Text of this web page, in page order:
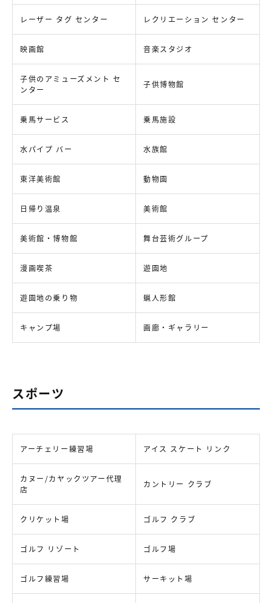
レーザー タグ センター レクリエーション センター
映画館 音楽スタジオ
子供のアミューズメント セ
ンター
子供博物館
乗馬サービス 乗馬施設
水パイプ バー 水族館
東洋美術館 動物園
日帰り温泉 美術館
美術館・博物館 舞台芸術グループ
漫画喫茶 遊園地
遊園地の乗り物 蝋人形館
キャンプ場 画廊・ギャラリー
スポーツ
アーチェリー練習場 アイス スケート リンク
カヌー/カヤックツアー代理
店
カントリー クラブ
クリケット場 ゴルフ クラブ
ゴルフ リゾート ゴルフ場
ゴルフ練習場 サーキット場